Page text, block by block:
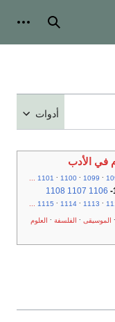
بحث
أدوات
في الأدب
1099
1100
1101
...
-
1106
1107
1108
1113
1114
1115
...
الموسيقى الفلسفة
العلوم